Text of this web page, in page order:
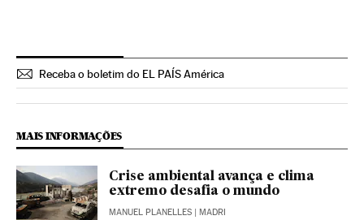
Receba o boletim do EL PAÍS América
MAIS INFORMAÇÕES
Crise ambiental avança e clima
extremo desafia o mundo
MANUEL PLANELLES | MADRI